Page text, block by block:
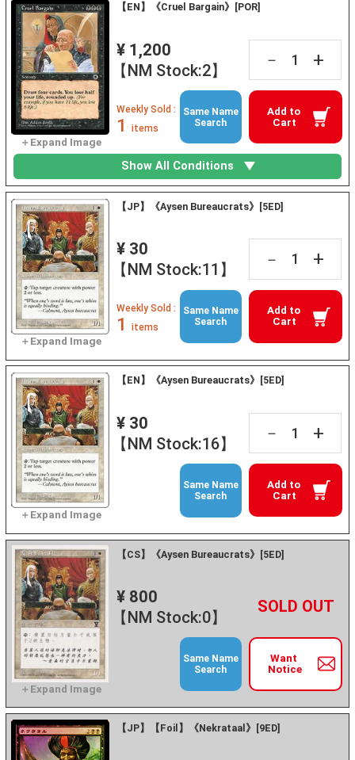
【EN】《Cruel Bargain》[POR]
¥ 1,200
【NM Stock:2】
－ +
Add to
Cart
Weekly Sold :
1 items
Same Name
Search
Show All Conditions
【JP】《Aysen Bureaucrats》[5ED]
¥ 30
【NM Stock:11】
－ +
Add to
Cart
Weekly Sold :
1 items
Same Name
Search
【EN】《Aysen Bureaucrats》[5ED]
¥ 30
【NM Stock:16】
－ +
Add to
Cart
Same Name
Search
【CS】《Aysen Bureaucrats》[5ED]
¥ 800
【NM Stock:0】
－ +
Want
Notice
Same Name
Search
【JP】【Foil】《Nekrataal》[9ED]